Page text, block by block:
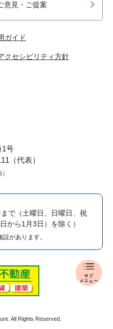
報
道
意見・ご提案
ガイド
クセシビリティ方針
1号
（代表）
で （土曜日、日曜日、祝
から1月3日）を除く）
があります。
All Rights Reserved.